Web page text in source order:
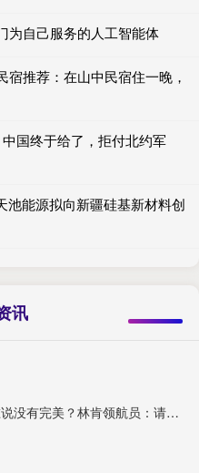
为自己服务的人工智能体
推荐：在山中民宿住一晚，
国终于给了，拒付北约军
池能源拟向新疆硅基新材料创
讯
宝牛配资 谁说没有完美？林肯领航员：请你看看我！